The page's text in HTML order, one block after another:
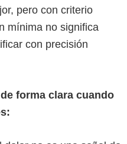
pero con criterio
mínima no significa
con precisión
forma clara cuando